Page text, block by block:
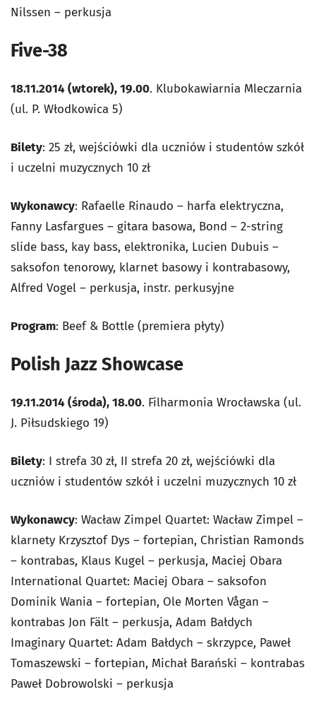
Nilssen – perkusja
Five-38
18.11.2014 (wtorek), 19.00. Klubokawiarnia Mleczarnia
(ul. P. Włodkowica 5)
Bilety: 25 zł, wejściówki dla uczniów i studentów szkół
i uczelni muzycznych 10 zł
Wykonawcy: Rafaelle Rinaudo – harfa elektryczna,
Fanny Lasfargues – gitara basowa, Bond – 2-string
slide bass, kay bass, elektronika, Lucien Dubuis –
saksofon tenorowy, klarnet basowy i kontrabasowy,
Alfred Vogel – perkusja, instr. perkusyjne
Program: Beef & Bottle (premiera płyty)
Polish Jazz Showcase
19.11.2014 (środa), 18.00. Filharmonia Wrocławska (ul.
J. Piłsudskiego 19)
Bilety: I strefa 30 zł, II strefa 20 zł, wejściówki dla
uczniów i studentów szkół i uczelni muzycznych 10 zł
Wykonawcy: Wacław Zimpel Quartet: Wacław Zimpel –
klarnety Krzysztof Dys – fortepian, Christian Ramonds
– kontrabas, Klaus Kugel – perkusja, Maciej Obara
International Quartet: Maciej Obara – saksofon
Dominik Wania – fortepian, Ole Morten Vågan –
kontrabas Jon Fält – perkusja, Adam Bałdych
Imaginary Quartet: Adam Bałdych – skrzypce, Paweł
Tomaszewski – fortepian, Michał Barański – kontrabas
Paweł Dobrowolski – perkusja